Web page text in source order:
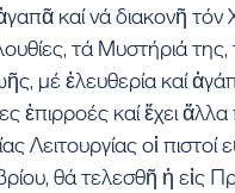
καί νά διακονῆ τόν
τά Μυστήριά
μέ ἐλευθερία καί
ἐπιρροές καί ἔχει
Λειτουργίας οἱ
θά τελεσθῆ ἡ εἰς